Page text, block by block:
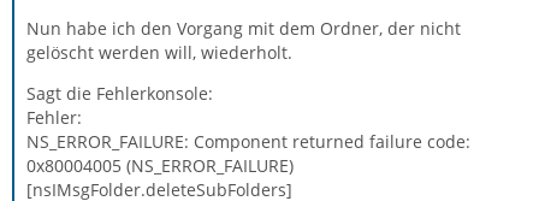
Nun habe ich den Vorgang mit dem Ordner, der nicht
gelöscht werden will, wiederholt.
Sagt die Fehlerkonsole:
Fehler:
NS_ERROR_FAILURE: Component returned failure code:
0x80004005 (NS_ERROR_FAILURE)
[nsIMsgFolder.deleteSubFolders]